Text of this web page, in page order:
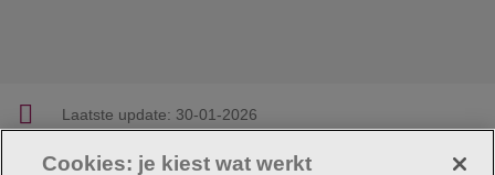
Laatste update: 30-01-2026
Cookies: je kiest wat werkt